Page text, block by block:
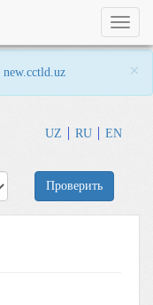
new.cctld.uz ×
UZ RU EN
Toggle
Проверить